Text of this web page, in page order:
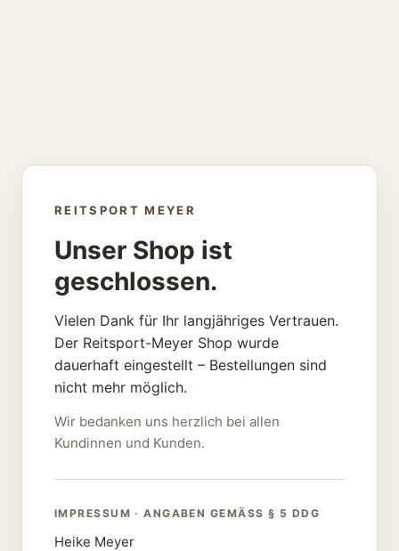
REITSPORT MEYER
Unser Shop ist
geschlossen.
Vielen Dank für Ihr langjähriges Vertrauen.
Der Reitsport-Meyer Shop wurde
dauerhaft eingestellt – Bestellungen sind
nicht mehr möglich.
Wir bedanken uns herzlich bei allen
Kundinnen und Kunden.
IMPRESSUM · ANGABEN GEMÄSS § 5 DDG
Heike Meyer